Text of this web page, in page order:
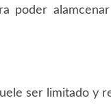
poder
ser limitado y